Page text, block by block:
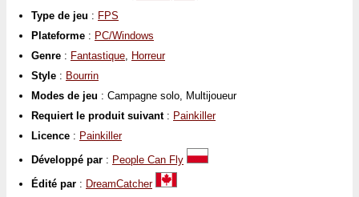
Type de jeu : FPS
Plateforme : PC/Windows
Genre : Fantastique, Horreur
Style : Bourrin
Modes de jeu : Campagne solo, Multijoueur
Requiert le produit suivant: Painkiller
Licence : Painkiller
Développé par : People Can Fly
Édité par : DreamCatcher